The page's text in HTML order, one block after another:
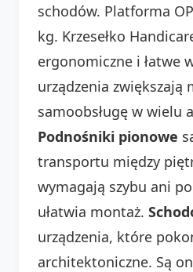
schodów. Platforma
kg. Krzesełko
ergonomiczne i łatwe
urządzenia zwiększają
samoobsługę w wielu
Podnośniki pionowe
transportu między
wymagają szybu ani
ułatwia montaż.
urządzenia, które
architektoniczne. Są